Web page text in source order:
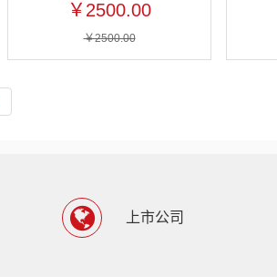
￥2500.00
￥2500.00
上市公司